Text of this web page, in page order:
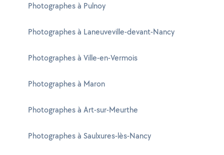
Photographes à Pulnoy
Photographes à Laneuveville-devant-Nancy
Photographes à Ville-en-Vermois
Photographes à Maron
Photographes à Art-sur-Meurthe
Photographes à Saulxures-lès-Nancy